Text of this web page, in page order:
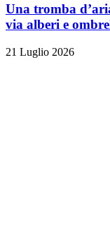
Una tromba
via alberi e
21 Luglio 2026